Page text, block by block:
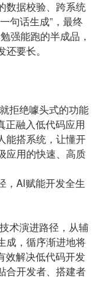
数据校验、跨系统
句话生成”，最终
强能跑的半成品，
要长。
拒绝噱头式的功能
正融入低代码应用
能搭系统，让懂开
应用的快速、高质
，AI赋能开发全生
术演进路径，从辅
成，循序渐进地将
效解决低代码开发
合开发者、搭建者